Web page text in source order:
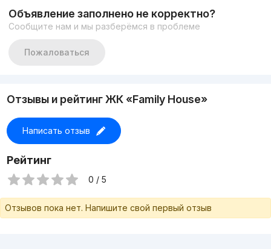
Объявление заполнено не корректно?
Сообщите нам и мы разберёмся в проблеме
Пожаловаться
Отзывы и рейтинг ЖК «Family House»
Написать отзыв
Рейтинг
0 / 5
Отзывов пока нет. Напишите свой первый отзыв